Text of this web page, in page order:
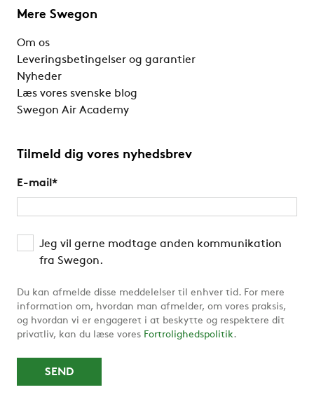
Mere Swegon
Om os
Leveringsbetingelser og garantier
Nyheder
Læs vores svenske blog
Swegon Air Academy
Tilmeld dig vores nyhedsbrev
E-mail*
Jeg vil gerne modtage anden kommunikation
fra Swegon.
Du kan afmelde disse meddelelser til enhver tid. For mere
information om, hvordan man afmelder, om vores praksis,
og hvordan vi er engageret i at beskytte og respektere dit
privatliv, kan du læse vores Fortrolighedspolitik.